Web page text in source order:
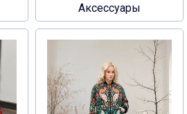
Аксессуары